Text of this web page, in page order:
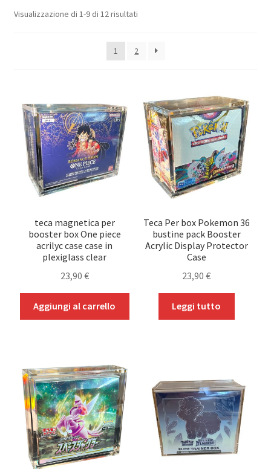
Accessori
Deck Box
One Touch Magnetici
Teche in Plexiglass
Sleeves Standard (Pokemon – One Piece – Magic)
Toploader
Stand e Supporti
Altri TCG
Visualizzazione di 1-9 di 12 risultatiPopolarità
1 2
teca magnetica per
booster box One piece
acrilyc case case in
plexiglass clear
23,90 €
Aggiungi al carrello
Teca Per box Pokemon 36
bustine pack Booster
Acrylic Display Protector
Case
23,90€
Leggi tutto